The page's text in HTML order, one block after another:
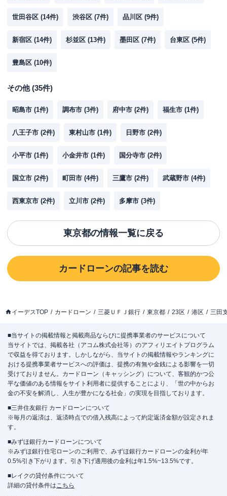
世田谷区 (14件) 渋谷区 (7件) 品川区 (9件)
新宿区 (14件) 杉並区 (13件) 墨田区 (7件) 台東区 (5件)
豊島区 (10件)
その他(35件)
昭島市 (1件) 調布市 (3件) 府中市 (2件) 福生市 (1件)
八王子市 (2件) 東村山市 (1件) 日野市 (2件)
小平市 (1件) 小金井市 (1件) 国分寺市 (2件)
国立市 (2件) 町田市 (4件) 三鷹市 (2件) 武蔵野市 (4件)
西東京市 (2件) 立川市 (2件) 多摩市 (3件)
東京都の情報一覧に戻る
カードローンの記事を読む
イーデスTOP カードローン 三菱ＵＦＪ銀行 東京都 23区 港区 三田
■当サイトの掲載情報と掲載商品ならびに提携事業者のサービスについて
当サイトでは、掲載各社（アコム株式会社等）のアフィリエイトプログラム
で収益を得ております。しかしながら、当サイトの掲載情報やランキングに
おける提携事業者サービスへの評価は、提携の有無や金銭による影響を一切
受けておりません。カードローン（キャッシング）について、客観的かつ公
平な価値のある情報をサイト利用者に提供することにより、「世の中からお
金の不安を解消し、人生が豊かになる社会」の実現を目指しております。
■三井住友銀行 カードローンについて
※毎月の返済は、返済時点での借入残高によって約定返済金額が設定されま
す。
■みずほ銀行カードローンについて
※みずほ銀行住宅ローンのご利用で、みずほ銀行カードローンの金利が年
0.5%引き下がります。引き下げ適用後の金利は年1.5%~13.5%です。
■レイクの貸付条件について
詳細の貸付条件はこちら